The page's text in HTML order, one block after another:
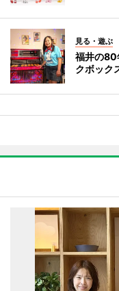
見る・遊ぶ
福井の
クボック